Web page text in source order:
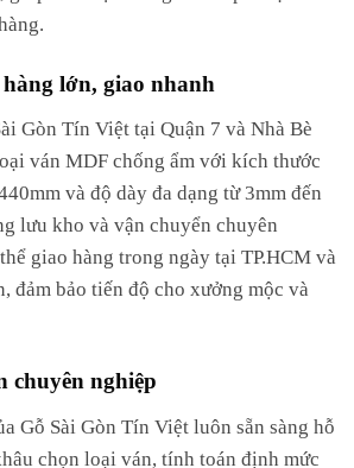
lớn, giao nhanh
Gòn Tín Việt tại Quận 7 và Nhà Bè
ván MDF chống ẩm với kích thước
và độ dày đa dạng từ 3mm đến
lưu kho và vận chuyển chuyên
giao hàng trong ngày tại TP.HCM và
đảm bảo tiến độ cho xưởng mộc và
chuyên nghiệp
Gỗ Sài Gòn Tín Việt luôn sẵn sàng hỗ
chọn loại ván, tính toán định mức